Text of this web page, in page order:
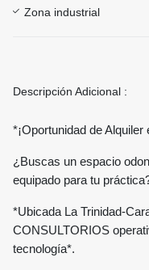
Zona industrial
Descripción Adicional :
*¡Oportunidad de Alquiler
¿Buscas un espacio
equipado para tu
*Ubicada La Trinidad-
CONSULTORIOS
tecnología*.